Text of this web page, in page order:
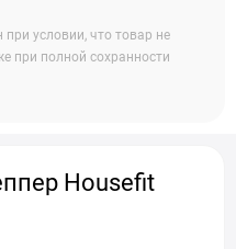
условии, что товар не
при полной сохранности
Housefit